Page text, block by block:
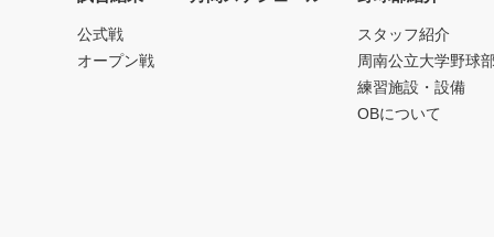
公式戦
オープン戦
スタッフ紹介
周南公立大学野球
練習施設・設備
OBについて